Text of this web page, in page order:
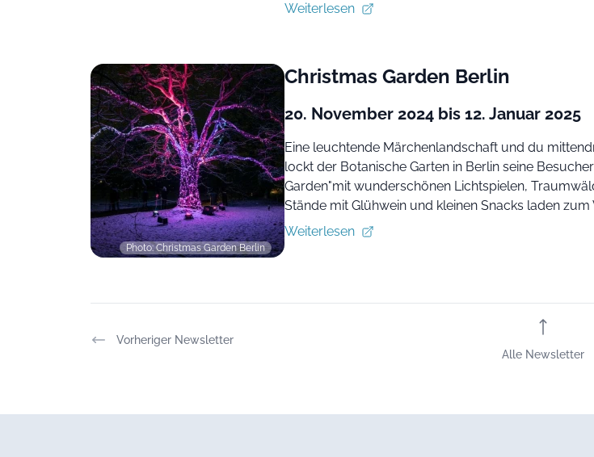
Weiterlesen
Photo: Christmas Garden Berlin
Christmas Garden Berlin
20. November 2024 bis 12. Januar 2025
Eine leuchtende Märchenlandschaft und du
lockt der Botanische Garten in Berlin seine
Garden"mit wunderschönen Lichtspielen,
Stände mit Glühwein und kleinen Snacks laden zum
Weiterlesen
Vorheriger Newsletter
Alle Newsletter